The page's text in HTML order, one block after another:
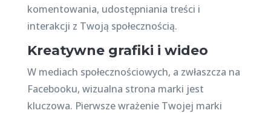
komentowania, udostępniania treści i
interakcji z Twoją społecznością.
Kreatywne grafiki i wideo
W mediach społecznościowych, a zwłaszcza na
Facebooku, wizualna strona marki jest
kluczowa. Pierwsze wrażenie Twojej marki